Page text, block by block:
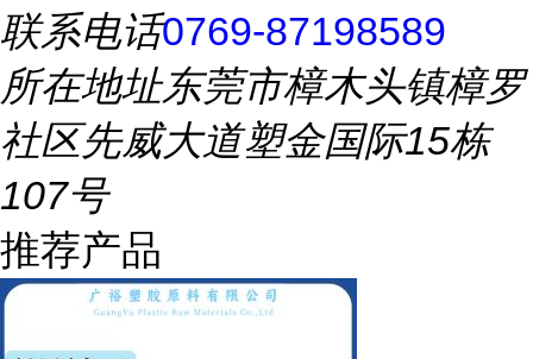
联系电话0769-87198589
所在地址东莞市樟木头镇樟罗
社区先威大道塑金国际15栋
107号
推荐产品